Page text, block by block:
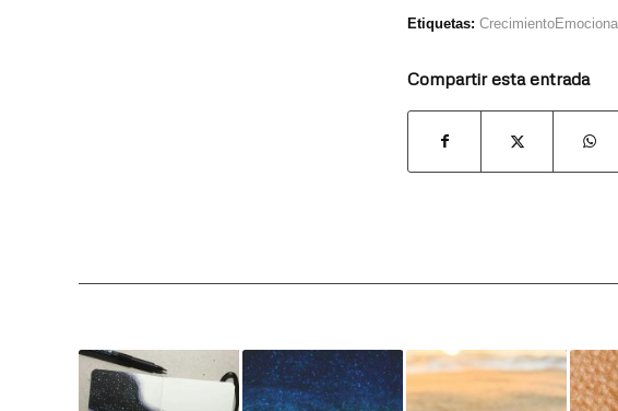
Etiquetas: CrecimientoEmocional
Compartir esta entrada